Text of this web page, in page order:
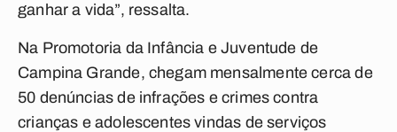
ganhar a vida”, ressalta.
Na Promotoria da Infância e Juventude de
Campina Grande, chegam mensalmente cerca de
50 denúncias de infrações e crimes contra
crianças e adolescentes vindas de serviços